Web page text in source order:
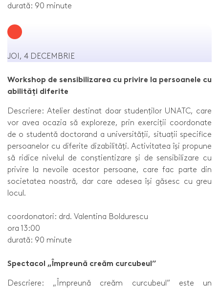
durată: 90 minute
JOI, 4 DECEMBRIE
Workshop de sensibilizarea cu privire la persoanele cu
abilități diferite
Descriere: Atelier destinat doar studenților UNATC, care
vor avea ocazia să exploreze, prin exerciții coordonate
de o studentă doctorand a universității, situații specifice
persoanelor cu diferite dizabilități. Activitatea își propune
să ridice nivelul de conștientizare și de sensibilizare cu
privire la nevoile acestor persoane, care fac parte din
societatea noastră, dar care adesea își găsesc cu greu
locul.
coordonatori: drd. Valentina Boldurescu
ora 13:00
durată: 90 minute
Spectacol „Împreună creăm curcubeul”
Descriere: „Împreună creăm curcubeul” este un